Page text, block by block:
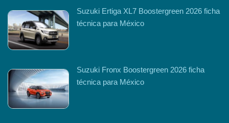
Suzuki Ertiga XL7 Boostergreen 2026 ficha
técnica para México
Suzuki Fronx Boostergreen 2026 ficha
técnica para México